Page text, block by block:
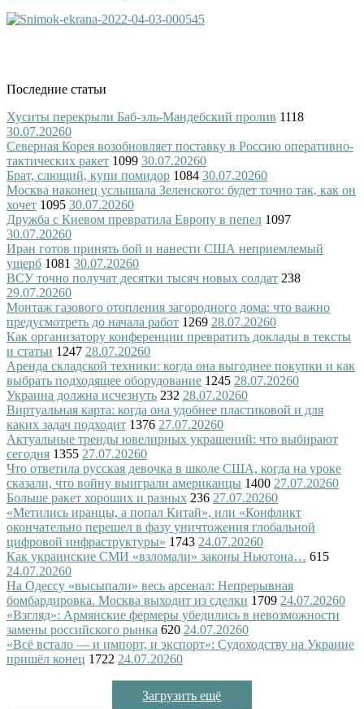
Последние статьи
Хуситы перекрыли Баб-эль-Мандебский пролив 1118
30.07.20260
Северная Корея возобновляет поставку в Россию оперативно-
тактических ракет 1099 30.07.20260
Брат, слющий, купи помидор 1084 30.07.20260
Москва наконец услышала Зеленского: будет точно так, как он
хочет 1095 30.07.20260
Дружба с Киевом превратила Европу в пепел 1097
30.07.20260
Иран готов принять бой и нанести США неприемлемый
ущерб 1081 30.07.20260
ВСУ точно получат десятки тысяч новых солдат 238
29.07.20260
Монтаж газового отопления загородного дома: что важно
предусмотреть до начала работ 1269 28.07.20260
Как организатору конференции превратить доклады в тексты
и статьи 1247 28.07.20260
Аренда складской техники: когда она выгоднее покупки и как
выбрать подходящее оборудование 1245 28.07.20260
Украина должна исчезнуть 232 28.07.20260
Виртуальная карта: когда она удобнее пластиковой и для
каких задач подходит 1376 27.07.20260
Актуальные тренды ювелирных украшений: что выбирают
сегодня 1355 27.07.20260
Что ответила русская девочка в школе США, когда на уроке
сказали, что войну выиграли американцы 1400 27.07.20260
Больше ракет хороших и разных 236 27.07.20260
«Метились иранцы, а попал Китай», или «Конфликт
окончательно перешел в фазу уничтожения глобальной
цифровой инфраструктуры» 1743 24.07.20260
Как украинские СМИ «взломали» законы Ньютона… 615
24.07.20260
На Одессу «высыпали» весь арсенал: Непрерывная
бомбардировка. Москва выходит из сделки 1709 24.07.20260
«Взгляд»: Армянские фермеры убедились в невозможности
замены российского рынка 620 24.07.20260
«Всё встало — и импорт, и экспорт»: Судоходству на Украине
пришёл конец 1722 24.07.20260
Загрузить ещё